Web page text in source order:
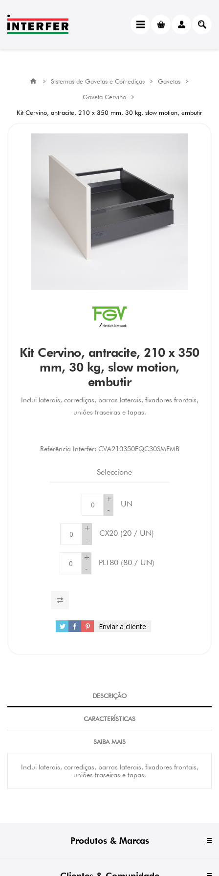
Sistemas de Gavetas e Corrediças
Gavetas
Gaveta Cervino
Kit Cervino, antracite, 210 x 350 mm, 30 kg, slow motion, embutir
Kit Cervino, antracite, 210 x 350
mm, 30 kg, slow motion,
embutir
Inclui laterais, corrediças, barras laterais, fixadores frontais,
uniões traseiras e tapas.
Referência Interfer: CVA210350EQC30SMEMB
Seleccione
+
-
UN
+
-
CX20 (20 / UN)
+
-
PLT80 (80 / UN)
Enviar a cliente
DESCRIÇÃO
CARACTERÍSTICAS
SAIBA MAIS
Inclui laterais, corrediças, barras laterais, fixadores frontais,
uniões traseiras e tapas.
Produtos & Marcas